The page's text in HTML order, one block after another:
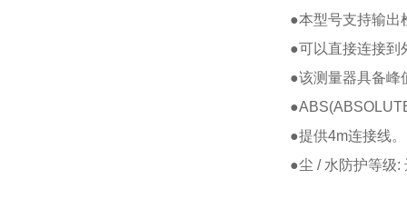
●本型号支持输出
●可以直接连接到
●该测量器具备峰
●提供4m连接线
●尘 / 水防护等级: